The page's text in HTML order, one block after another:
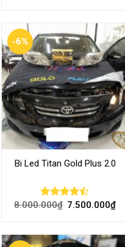
-6%
Bi Led Titan Gold Plus 2.0
Rated
8.000.000₫ 7.500.000₫